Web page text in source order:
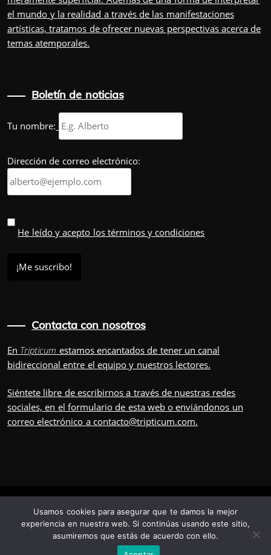
el mundo y la realidad a través de las manifestaciones
artísticas, tratamos de ofrecer nuevas perspectivas acerca de
temas atemporales.
Boletín de noticias
Tu nombre:
Dirección de correo electrónico:
He leído y acepto los términos y condiciones
Contacta con nosotros
En Tripticum estamos encantados de tener un canal
bidireccional entre el equipo y nuestros lectores.
Siéntete libre de escribirnos a través de nuestras redes
sociales, en el formulariode esta web o enviándonos un
correo electrónico a contacto@tripticum.com.
IUVENIS, POR
TRIPULACIÓN CONTÁCTANOS POSDATA
Usamos cookies para asegurar que te damos la mejor
experiencia en nuestra web. Si continúas usando este sitio,
asumiremos que estás de acuerdo con ello.